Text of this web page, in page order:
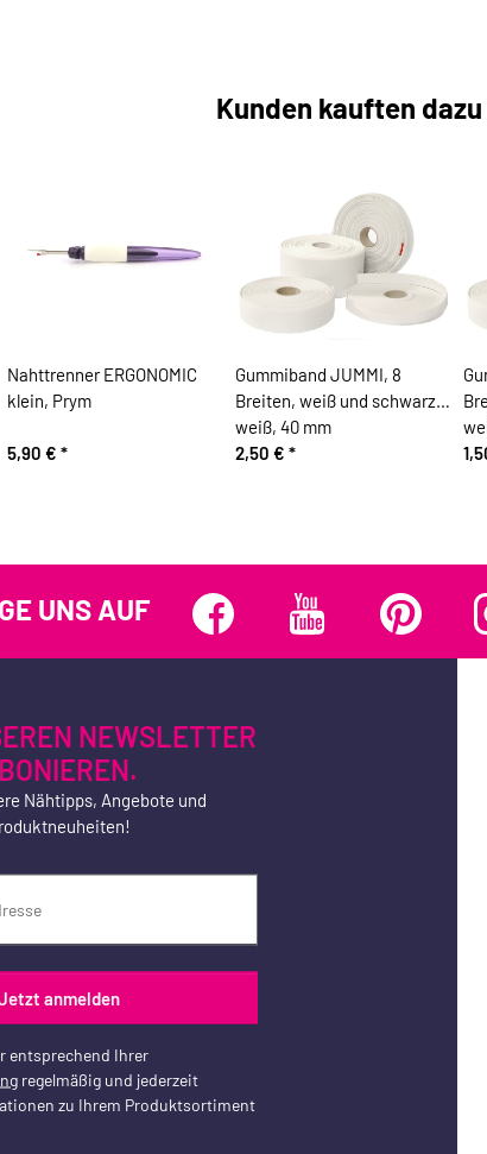
Kunden kauften
Nahttrenner ERGONOMIC
klein, Prym
5,90 € *
Gummiband JUMMI, 8
Breiten, weiß und schwarz,
weiß, 40 mm
2,50 € *
UNS AUF
NEWSLETTER
Nähtipps, Angebote und
anmelden
entsprechend Ihrer
regelmäßig und jederzeit
zu Ihrem Produktsortiment